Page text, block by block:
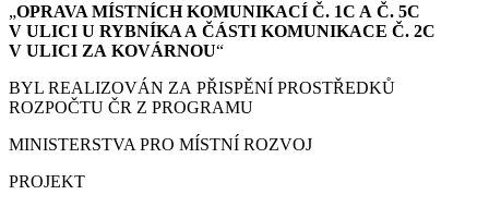
„OPRAVA MÍSTNÍCH KOMUNIKACÍ Č. 1C A Č. 5C
V ULICI U RYBNÍKA A ČÁSTI KOMUNIKACE Č. 2C
V ULICI ZA KOVÁRNOU“
BYL REALIZOVÁN ZA PŘISPĚNÍ PROSTŘEDKŮ
ROZPOČTU ČR Z PROGRAMU
MINISTERSTVA PRO MÍSTNÍ ROZVOJ
PROJEKT